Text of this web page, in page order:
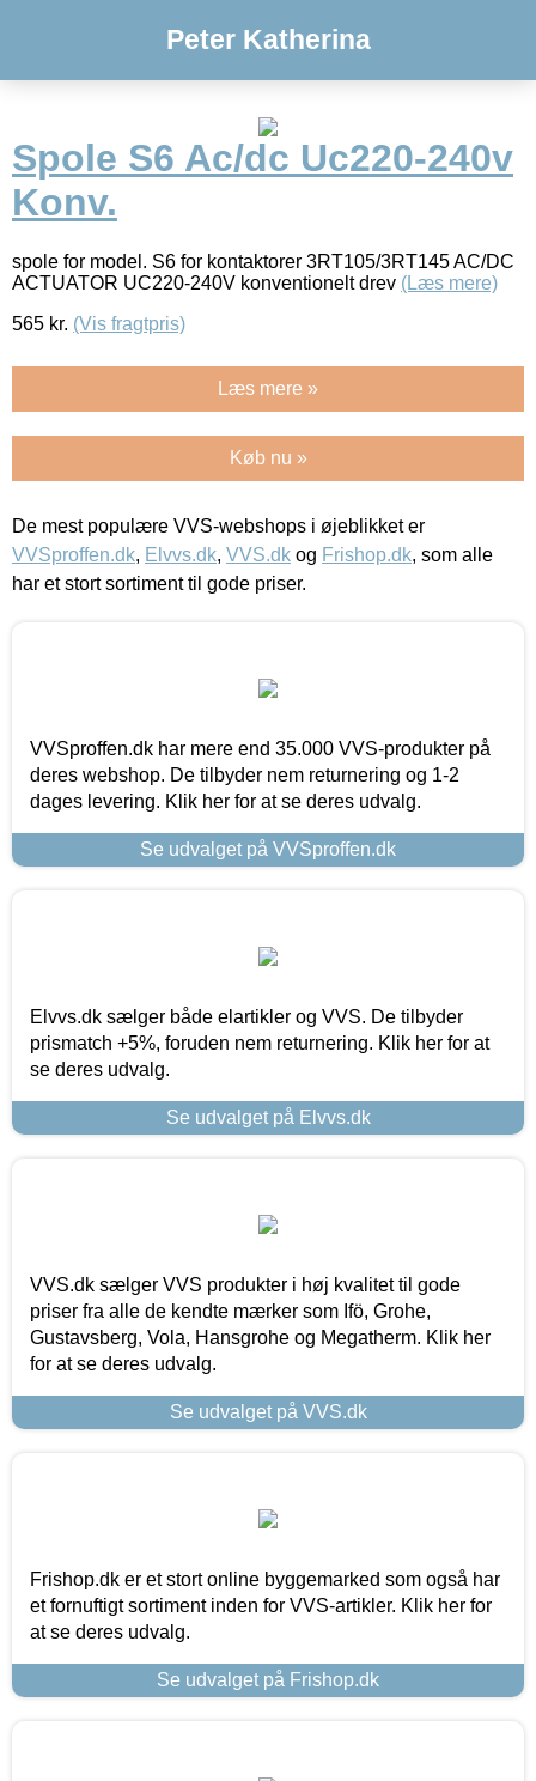
Peter Katherina
Spole S6 Ac/dc Uc220-240v
Konv.
spole for model. S6 for kontaktorer 3RT105/3RT145 AC/DC
ACTUATOR UC220-240V konventionelt drev (Læs mere)
565 kr. (Vis fragtpris)
Læs mere »
Køb nu »
De mest populære VVS-webshops i øjeblikket er
VVSproffen.dk, Elvvs.dk, VVS.dk og Frishop.dk, som alle
har et stort sortiment til gode priser.
VVSproffen.dk har mere end 35.000 VVS-produkter på
deres webshop. De tilbyder nem returnering og 1-2
dages levering. Klik her for at se deres udvalg.
Se udvalget på VVSproffen.dk
Elvvs.dk sælger både elartikler og VVS. De tilbyder
prismatch +5%, foruden nem returnering. Klik her for at
se deres udvalg.
Se udvalget på Elvvs.dk
VVS.dk sælger VVS produkter i høj kvalitet til gode
priser fra alle de kendte mærker som Ifö, Grohe,
Gustavsberg, Vola, Hansgrohe og Megatherm. Klik her
for at se deres udvalg.
Se udvalget på VVS.dk
Frishop.dk er et stort online byggemarked som også har
et fornuftigt sortiment inden for VVS-artikler. Klik her for
at se deres udvalg.
Se udvalget på Frishop.dk